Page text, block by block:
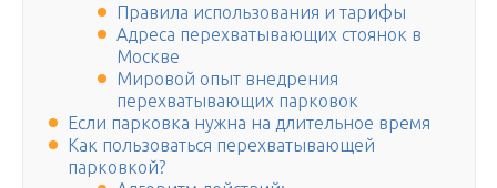
Правила использования и тарифы
Адреса перехватывающих стоянок в
Москве
Мировой опыт внедрения
перехватывающих парковок
Если парковка нужна на длительное время
Как пользоваться перехватывающей
парковкой?